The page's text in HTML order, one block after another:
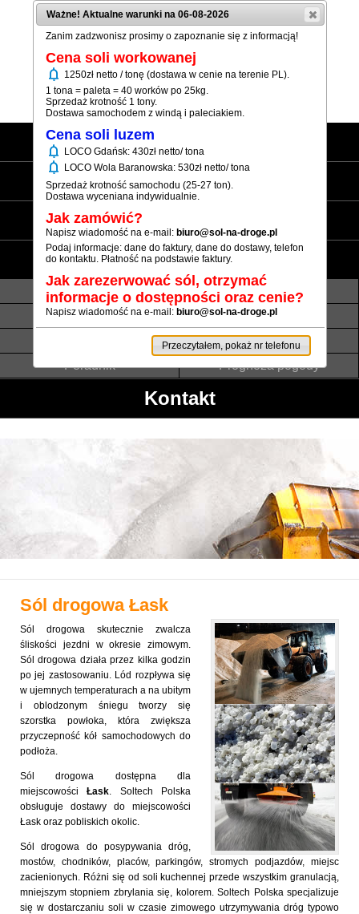
(+48) 12 333 73 21
Strona główna
Sól workowana
Sól luzem
Informacje
Transport luzem
Termin realizacji
Płatność
Atesty i referencje
Poradnik
Prognoza pogody
Kontakt
Sól drogowa Łask
Sól drogowa skutecznie zwalcza
śliskości jezdni w okresie zimowym.
Sól drogowa działa przez kilka godzin
po jej zastosowaniu. Lód rozpływa się
w ujemnych temperaturach a na ubitym
i oblodzonym śniegu tworzy się
szorstka powłoka, która zwiększa
przyczepność kół samochodowych do
podłoża.
Sól drogowa dostępna dla
miejscowościŁask. Soltech Polska
obsługuje dostawy do miejscowości
Łask oraz pobliskich okolic.
Sól drogowa do posypywania dróg,
mostów, chodników, placów, parkingów, stromych podjazdów, miejsc
zacienionych. Różni się od soli kuchennej przede wszystkim granulacją,
mniejszym stopniem zbrylania się, kolorem. Soltech Polska specjalizuje
się w dostarczaniu soli w czasie zimowego utrzymywania dróg typowo
Ważne! Aktualne warunki na 06-08-2026
Zanim zadzwonisz prosimy o zapoznanie się z informacją!
Cena soli workowanej
notifications 1250zł netto / tonę (dostawa w cenie na terenie PL).
1 tona = paleta = 40 worków po 25kg.
Sprzedaż krotność 1 tony.
Dostawa samochodem z windą i paleciakiem.
Cena soli luzem
notifications LOCO Gdańsk: 430zł netto/ tona
notifications LOCO Wola Baranowska: 530zł netto/ tona
Sprzedaż krotność samochodu (25-27 ton).
Dostawa wyceniana indywidualnie.
Jak zamówić?
Napisz wiadomość na e-mail: biuro@sol-na-droge.pl
Podaj informacje: dane do faktury, dane do dostawy, telefon
do kontaktu. Płatność na podstawie faktury.
Jak zarezerwować sól, otrzymać
informacje o dostępności oraz cenie?
Napisz wiadomość na e-mail: biuro@sol-na-droge.pl
Przeczytałem, pokaż nr telefonu